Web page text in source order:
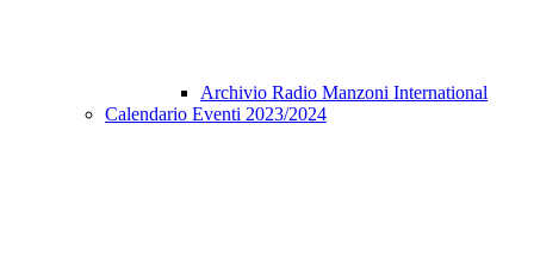
Archivio Radio Manzoni International
Calendario Eventi 2023/2024